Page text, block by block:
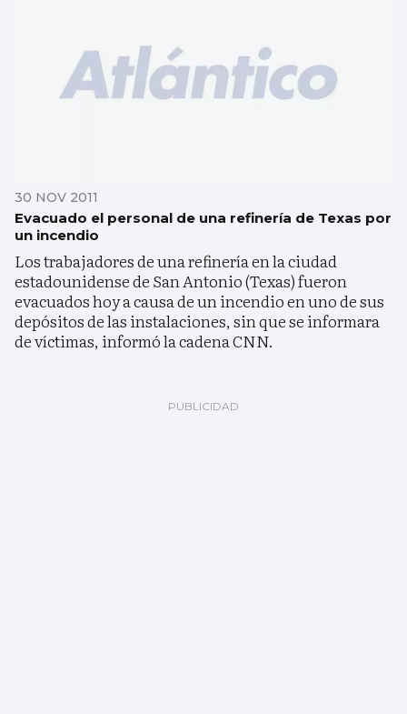
30 NOV 2011
Evacuado el personal de una refinería de Texas por
un incendio
Los trabajadores de una refinería en la ciudad
estadounidense de San Antonio (Texas) fueron
evacuados hoy a causa de un incendio en uno de sus
depósitos de las instalaciones, sin que se informara
de víctimas, informó la cadena CNN.